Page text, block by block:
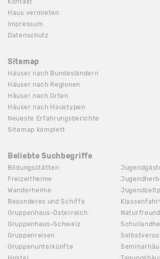
Kontakt
Haus vermieten
Impressum
Datenschutz
Sitemap
Häuser nach Bundesländern
Häuser nach Regionen
Häuser nach Orten
Häuser nach Haustypen
Neueste Erfahrungsberichte
Sitemap komplett
Beliebte Suchbegriffe
Bildungsstätten
Freizeitheime
Wanderheime
Besonderes und Schiffe
Gruppenhaus-Österreich
Gruppenhaus-Schweiz
Gruppenreisen
Gruppenunterkünfte